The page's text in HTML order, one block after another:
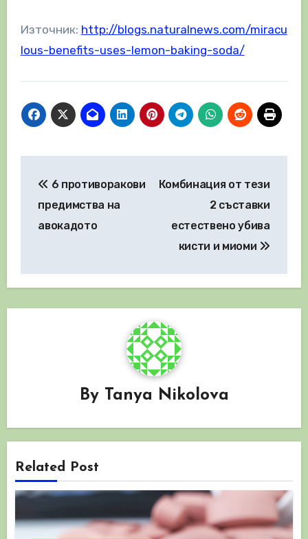
Източник: http://blogs.naturalnews.com/miracu
lous-benefits-uses-lemon-baking-soda/
6 противоракови
предимства на
авокадото
Комбинация от тези
2 съставки
естествено убива
кисти и миоми
By Tanya Nikolova
Related Post